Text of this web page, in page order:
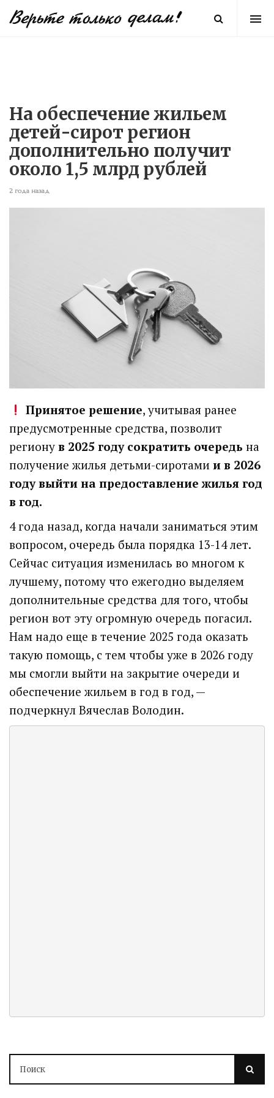
На обеспечение жильем
детей-сирот регион
дополнительно получит
около 1,5 млрд рублей
2 года назад
Принятое решение, учитывая ранее
предусмотренные средства, позволит
региону в 2025 году сократить очередь на
получение жилья детьми-сиротами и в 2026
году выйти на предоставление жилья год
в год.
4 года назад, когда начали заниматься этим
вопросом, очередь была порядка 13-14 лет.
Сейчас ситуация изменилась во многом к
лучшему, потому что ежегодно выделяем
дополнительные средства для того, чтобы
регион вот эту огромную очередь погасил.
Нам надо еще в течение 2025 года оказать
такую помощь, с тем чтобы уже в 2026 году
мы смогли выйти на закрытие очереди и
обеспечение жильем в год в год, —
подчеркнул Вячеслав Володин.